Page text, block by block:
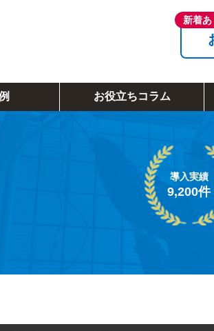
お役立ちコラム
導入実績
9,200件